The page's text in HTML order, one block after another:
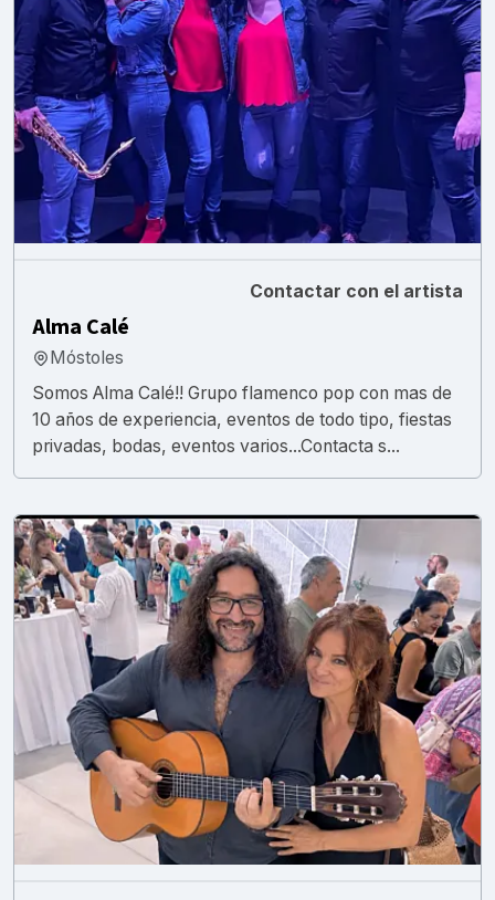
Contactar con el artista
Alma Calé
Móstoles
Somos Alma Calé!! Grupo flamenco pop con mas de
10 años de experiencia, eventos de todo tipo, fiestas
privadas, bodas, eventos varios...Contacta s...